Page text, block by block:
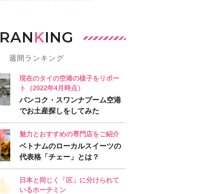
RANKING
週間ランキング
現在のタイの空港の様子をリポー
ト（2022年4月時点）
バンコク・スワンナプーム空港
でお土産探しをしてみた
魅力とおすすめの専門店をご紹介
ベトナムのローカルスイーツの
代表格「チェー」とは？
日本と同じく「区」に分けられて
いるホーチミン